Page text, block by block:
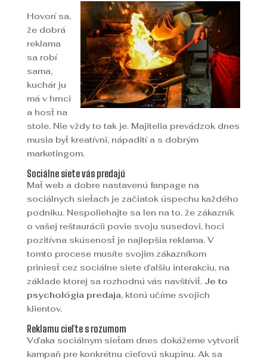
Hovorí sa,
že dobrá
reklama
sa robí
sama,
kuchár ju
má v hrnci
a hosť na
stole. Nie vždy to tak je. Majitelia prevádzok dnes
musia byť kreatívni, nápadití a s dobrým
marketingom.
Sociálne siete vás predajú
Mať web a dobre nastavenú fanpage na
sociálnych sieťach je začiatok úspechu každého
podniku. Nespoliehajte sa len na to, že zákazník
o vašej reštaurácii povie svoju susedovi, hoci
pozitívna skúsenosť je najlepšia reklama. V
tomto procese musíte svojim zákazníkom
priniesť cez sociálne siete ďalšiu interakciu, na
základe ktorej sa rozhodnú vás navštíviť. Je to
psychológia predaja, ktorú učíme svojich
klientov.
Reklamu cieľte s rozumom
Vďaka sociálnym sieťam dnes dokážeme vytvoriť
kampaň pre konkrétnu cieľovú skupinu. Ak sa